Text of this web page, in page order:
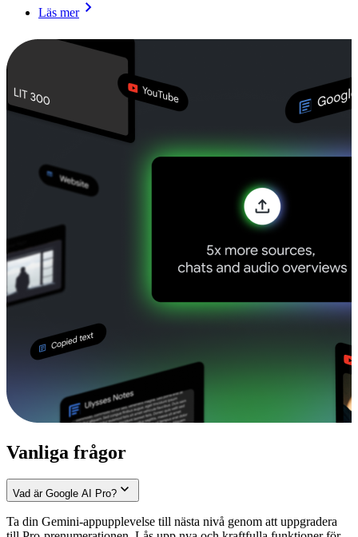
Läs mer
Vanliga frågor
Vad är Google AI Pro?
Ta din Gemini-appupplevelse till nästa nivå genom att uppgradera